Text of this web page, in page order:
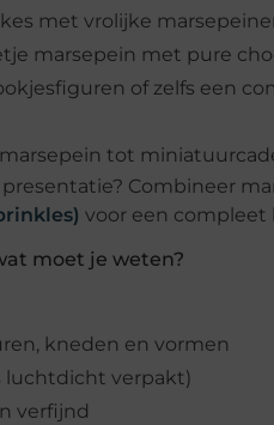
met vrolijke
marsepein met pure
of zelfs een
tot
Combineer
voor een compleet
moet je weten?
kneden en vormen
luchtdicht verpakt)
verfijnd